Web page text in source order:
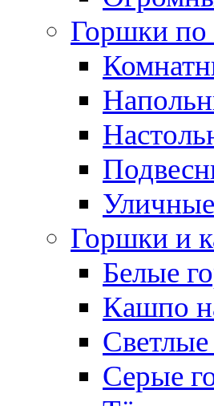
Горшки по
Горшки и
Белые
Кашпо
Серые